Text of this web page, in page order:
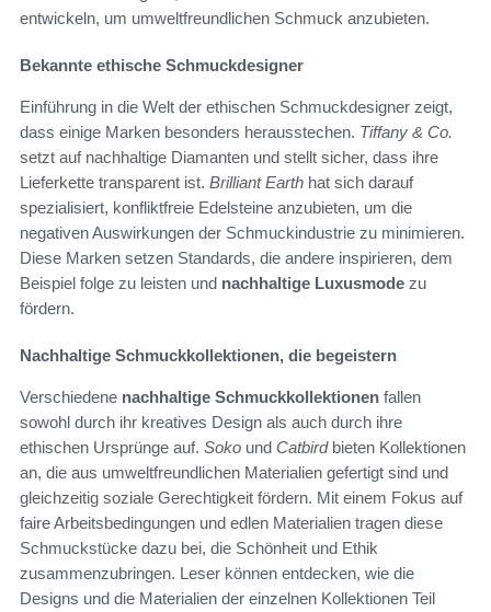
entwickeln, um umweltfreundlichen Schmuck anzubieten.
Bekannte ethische Schmuckdesigner
Einführung in die Welt der ethischen Schmuckdesigner zeigt,
dass einige Marken besonders herausstechen. Tiffany & Co.
setzt auf nachhaltige Diamanten und stellt sicher, dass ihre
Lieferkette transparent ist. Brilliant Earth hat sich darauf
spezialisiert, konfliktfreie Edelsteine anzubieten, um die
negativen Auswirkungen der Schmuckindustrie zu minimieren.
Diese Marken setzen Standards, die andere inspirieren, dem
Beispiel folge zu leisten und nachhaltige Luxusmode zu
fördern.
Nachhaltige Schmuckkollektionen, die begeistern
Verschiedene nachhaltige Schmuckkollektionen fallen
sowohl durch ihr kreatives Design als auch durch ihre
ethischen Ursprünge auf. Soko und Catbirdbieten Kollektionen
an, die aus umweltfreundlichen Materialien gefertigt sind und
gleichzeitig soziale Gerechtigkeit fördern. Mit einem Fokus auf
faire Arbeitsbedingungen und edlen Materialien tragen diese
Schmuckstücke dazu bei, die Schönheit und Ethik
zusammenzubringen. Leser können entdecken, wie die
Designs und die Materialien der einzelnen Kollektionen Teil